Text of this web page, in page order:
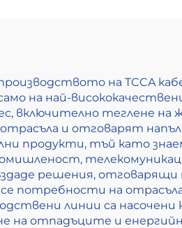
на TCCA
на най-
включително теглене на
и отговарят
продукти, тъй като
решения, отговарящи
на отрасъла,
линии са
на отпадъците и